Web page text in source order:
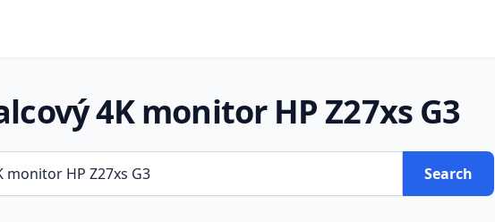
4K monitor HP Z27xs G3
Search